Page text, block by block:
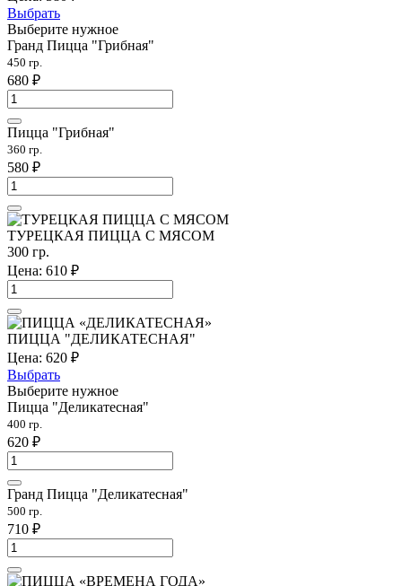
Выбрать
Выберите нужное
Гранд Пицца "Грибная"
450 гр.
680 ₽
Пицца "Грибная"
360 гр.
580 ₽
ТУРЕЦКАЯ ПИЦЦА С МЯСОМ
300 гр.
Цена: 610 ₽
ПИЦЦА "ДЕЛИКАТЕСНАЯ"
Цена: 620 ₽
Выбрать
Выберите нужное
Пицца "Деликатесная"
400 гр.
620 ₽
Гранд Пицца "Деликатесная"
500 гр.
710 ₽